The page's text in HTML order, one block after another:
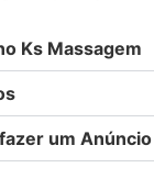
Ks Massagem
um Anúncio